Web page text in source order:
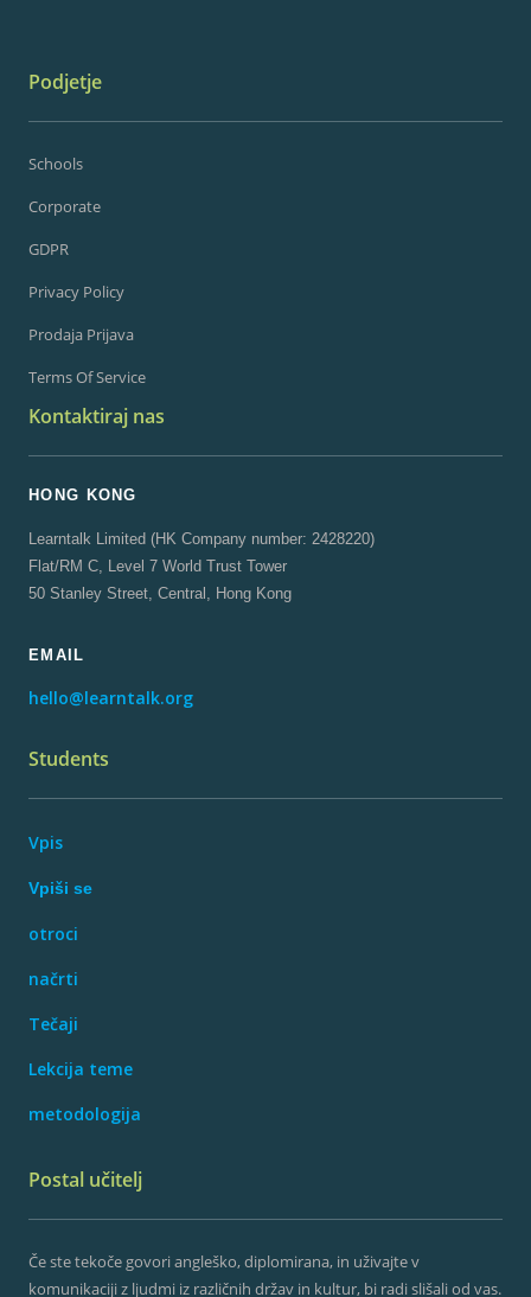
Podjetje
Schools
Corporate
GDPR
Privacy Policy
Prodaja Prijava
Terms Of Service
Kontaktiraj nas
HONG KONG
Learntalk Limited (HK Company number: 2428220)
Flat/RM C, Level 7 World Trust Tower
50 Stanley Street, Central, Hong Kong
EMAIL
hello@learntalk.org
Students
Vpis
Vpiši se
otroci
načrti
Tečaji
Lekcija teme
metodologija
Postal učitelj
Če ste tekoče govori angleško, diplomirana, in uživajte v
komunikaciji z ljudmi iz različnih držav in kultur, bi radi slišali od vas.